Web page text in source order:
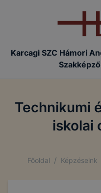
Karcagi SZC Hámori
Technikumi
iskolai
Főoldal / Képzéseink